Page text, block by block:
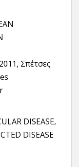
Σπέτσες
DISEASE,
DISEASE